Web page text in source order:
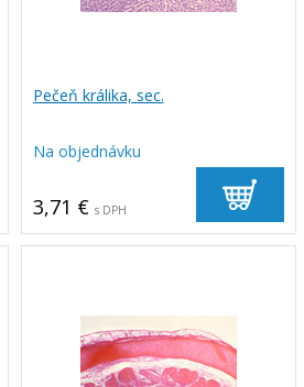
Pečeň králika, sec.
Na objednávku
3,71 € s DPH